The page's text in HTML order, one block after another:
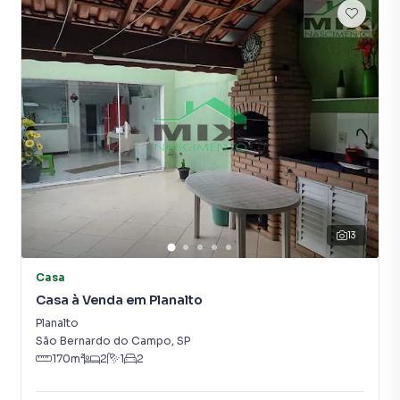
segurança e tranquilidade. Na Mix Nascimento você
consegue comprar ou alugar um imóvel em São Bernardo
do Campo mesmo não estando na cidade e com a
praticidade de fazer tudo online, direto do seu computador
ou smartphone. Nós criamos soluções inovadoras para
simplificar a relação de proprietários, inquilinos e
compradores com o mercado imobiliário.
Anuncie seu imóvel! É fácil, rápido e gratuito! A Mix
Nascimento é uma imobiliária digital com imóveis em
diversas cidades do Brasil, incluindo São Bernardo do
Campo.
imóvel muito mais rápido do que em imobiliárias
tradicionais. Já vendemos e locamos diversos imóveis em
São Bernardo do Campo, especialmente em Demarchi.
em produzir campanhas específicas para São Bernardo do
13
Casa
Casa à Venda em Planalto
Planalto
São Bernardo do Campo, SP
170m² 2 1 2